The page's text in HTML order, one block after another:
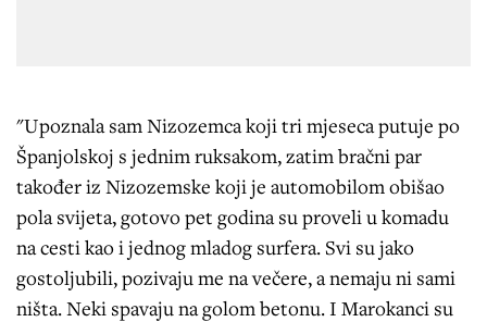
"Upoznala sam Nizozemca koji tri mjeseca putuje po
Španjolskoj s jednim ruksakom, zatim bračni par
također iz Nizozemske koji je automobilom obišao
pola svijeta, gotovo pet godina su proveli u komadu
na cesti kao i jednog mladog surfera. Svi su jako
gostoljubili, pozivaju me na večere, a nemaju ni sami
ništa. Neki spavaju na golom betonu. I Marokanci su